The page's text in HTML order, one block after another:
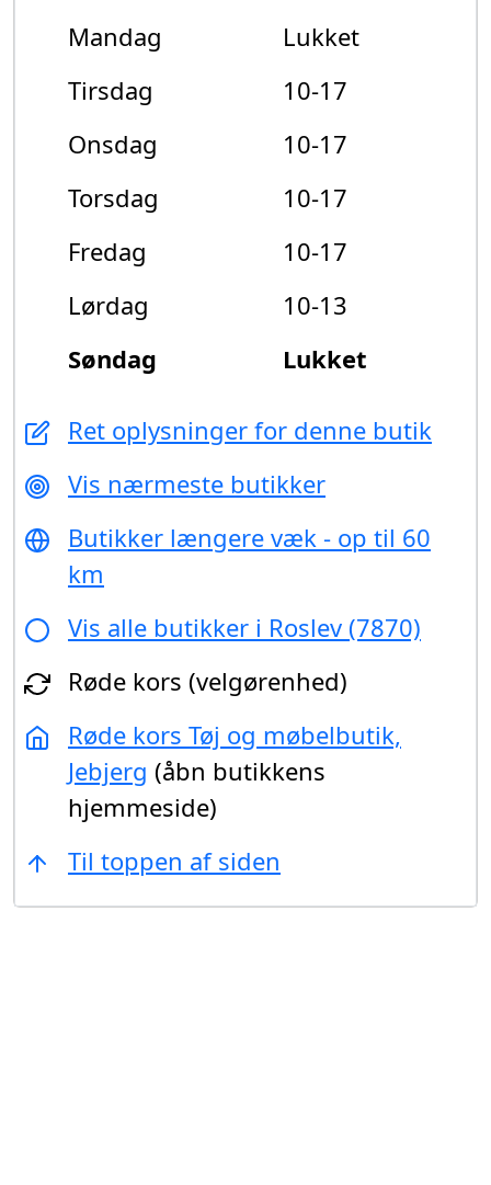
Mandag
Lukket
Tirsdag
10-17
Onsdag
10-17
Torsdag
10-17
Fredag
10-17
Lørdag
10-13
Søndag
Lukket
Ret oplysninger for denne butik
Vis nærmeste butikker
Butikker længere væk - op til 60
km
Vis alle butikker i Roslev (7870)
Røde kors (velgørenhed)
Røde kors Tøj og møbelbutik,
Jebjerg (åbn butikkens
hjemmeside)
Til toppen af siden